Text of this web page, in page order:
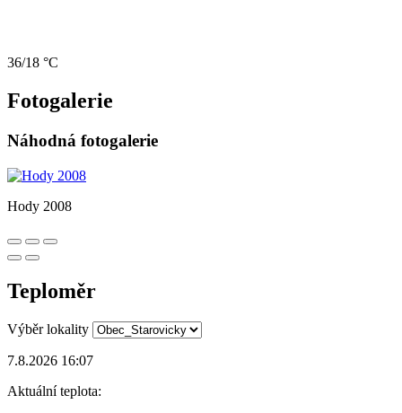
36/18 °C
Fotogalerie
Náhodná fotogalerie
Hody 2008
Teploměr
Výběr lokality
7.8.2026 16:07
Aktuální teplota: